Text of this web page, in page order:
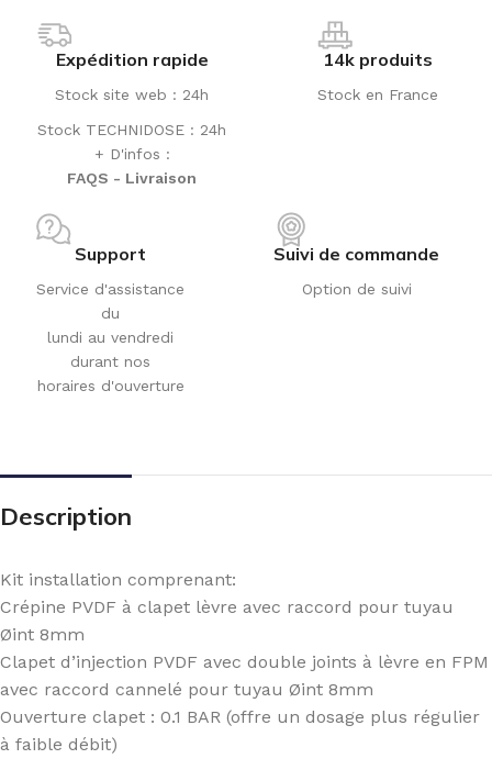
Expédition rapide
Stock site web : 24h
Stock TECHNIDOSE : 24h
+ D'infos :
FAQS - Livraison
14k produits
Stock en France
Support
Service d'assistance
du
lundi au vendredi
durant nos
horaires d'ouverture
Suivi de commande
Option de suivi
Description
Kit installation comprenant:
Crépine PVDF à clapet lèvre avec raccord pour tuyau
Øint 8mm
Clapet d’injection PVDF avec double joints à lèvre en FPM
avec raccord cannelé pour tuyau Øint 8mm
Ouverture clapet : 0.1 BAR (offre un dosage plus régulier
à faible débit)